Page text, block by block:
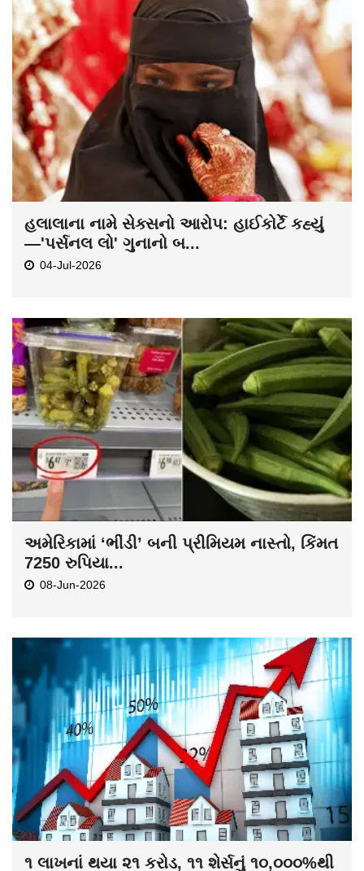
હલાલાના નામે સેક્સનો આરોપ: હાઈકોર્ટે કહ્યું
—'પર્સનલ લો' ગુનાનો બ...
04-Jul-2026
અમેરિકામાં ‘ભીંડી’ બની પ્રીમિયમ નાસ્તો, કિંમત
7250 રુપિયા...
08-Jun-2026
૧ લાખનાં થયા ૨૧ કરોડ, ૧૧ શેર્સનું ૧૦,૦૦૦%થી